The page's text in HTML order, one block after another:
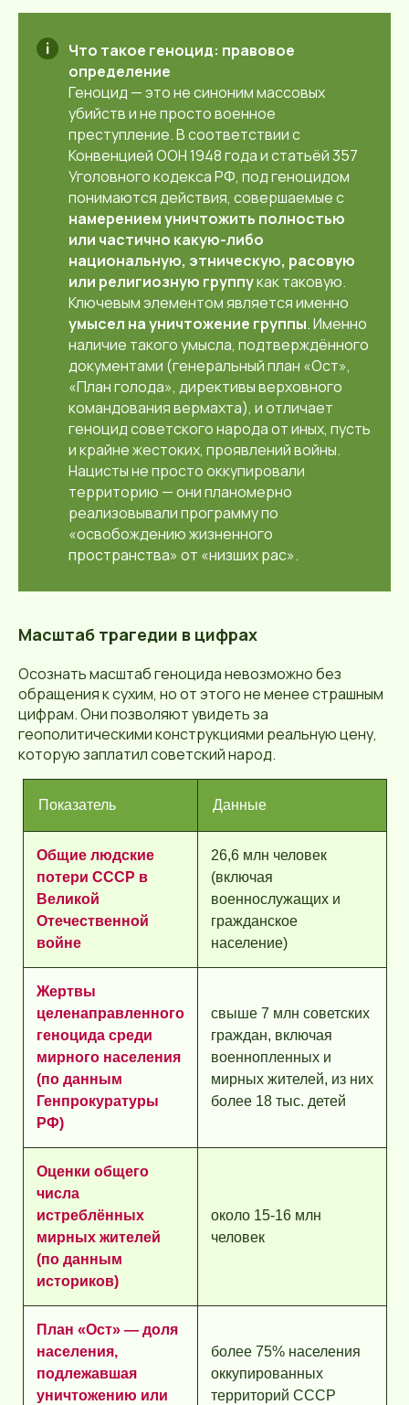
Что такое геноцид: правовое
определение
Геноцид — это не синоним массовых
убийств и не просто военное
преступление. В соответствии с
Конвенцией ООН 1948 года и статьёй 357
Уголовного кодекса РФ, под геноцидом
понимаются действия, совершаемые с
намерением уничтожить полностью
или частично какую-либо
национальную, этническую, расовую
или религиозную группукак таковую.
Ключевым элементом является именно
умысел на уничтожение группы. Именно
наличие такого умысла, подтверждённого
документами (генеральный план «Ост»,
«План голода», директивы верховного
командования вермахта), и отличает
геноцид советского народа от иных, пусть
и крайне жестоких, проявлений войны.
Нацисты не просто оккупировали
территорию — они планомерно
реализовывали программу по
«освобождению жизненного
пространства» от «низших рас».
Масштаб трагедии в цифрах
Осознать масштаб геноцида невозможно без
обращения к сухим, но от этого не менее страшным
цифрам. Они позволяют увидеть за
геополитическими конструкциями реальную цену,
которую заплатил советский народ.
Показатель Данные
Общие людские
потери СССР в
Великой
Отечественной
войне
26,6 млн человек
(включая
военнослужащих и
гражданское
население)
Жертвы
целенаправленного
геноцида среди
мирного населения
(по данным
Генпрокуратуры
РФ)
свыше 7 млн советских
граждан, включая
военнопленных и
мирных жителей, из них
более 18 тыс. детей
Оценки общего
числа
истреблённых
мирных жителей
(по данным
историков)
около 15-16 млн
человек
План «Ост» — доля
населения,
подлежавшая
уничтожению или
более 75% населения
оккупированных
территорий СССР